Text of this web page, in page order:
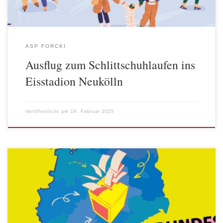
ASP FORCKI
Ausflug zum Schlittschuhlaufen ins
Eisstadion Neukölln
Veröffentlicht am 19. Februar 2025
Ein Bericht von den Spielplätzchen Nils und Kai Aus Anlass der
Bundestagswahl 2025 fand vom 10. – 14.02.2025 auf dem ASP
Forcki eine Projektwoche zur bundesweiten U18 Wahl statt. In der
Projektwoche bekamen die Kinder viele gute Informationen zum